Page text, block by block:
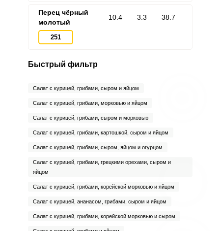
Перец чёрный
молотый
251
10.4 3.3 38.7
Быстрый фильтр
Салат с курицей, грибами, сыром и яйцом
Салат с курицей, грибами, морковью и яйцом
Салат с курицей, грибами, сыром и морковью
Салат с курицей, грибами, картошкой, сыром и яйцом
Салат с курицей, грибами, сыром, яйцом и огурцом
Салат с курицей, грибами, грецкими орехами, сыром и
яйцом
Салат с курицей, грибами, корейской морковью и яйцом
Салат с курицей, ананасом, грибами, сыром и яйцом
Салат с курицей, грибами, корейской морковью и сыром